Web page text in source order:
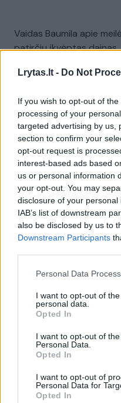
Lrytas.lt - Do Not
If you wish to opt-out of
processing of your
targeted advertising by us,
section to confirm your
opt-out request is
interest-based ads based
us or personal information
your opt-out. You may
disclosure of your
IAB’s list of downstream
also be disclosed by us to
Downstream Participants
Personal Data
I want to opt-out of
personal data.
Opted In
I want to opt-out of
Personal Data.
Opted In
I want to opt-out of
Personal Data for
Opted In
Vaidas Baumila apie
patirčių įkvėptas dainas
Pokalbiai prie jūros.
Dronai Vokietijoje kelia
pastebėti virš karinės
Žinios | Pasaulis
Vaizdai iš tragiškos
vaiko gyvybių išgelbėti
Žinios | Lietuvos diena
Savaitės vidurys
Žinios | Orai